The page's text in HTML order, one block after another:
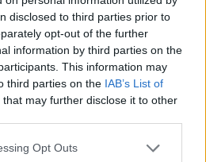
disclosed to third parties prior to
opt-out of the further
information by third parties on the
This information may
third parties on the IAB’s List of
that may further disclose it to other
Opt Outs
από αστυνομική
ρομά σε Τρίπολη